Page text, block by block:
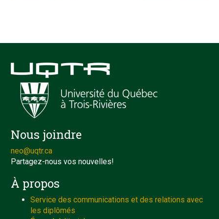
Nous joindre
neo@uqtr.ca
Partagez-nous vos nouvelles!
À propos
Service des communications et des relations avec
les diplômés